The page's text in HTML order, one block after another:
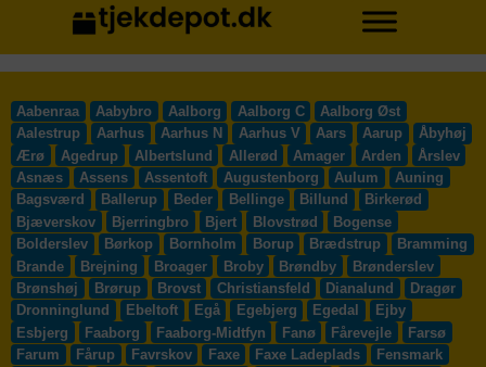
Aabenraa Aabybro Aalborg Aalborg C
Aalborg Øst
Aalestrup
Aarhus Aarhus N Aarhus V Aars Aarup
Åbyhøj
Ærø
Agedrup Albertslund Allerød Amager Arden
Årslev
Asnæs
Assens Assentoft Augustenborg Aulum
Auning
Bagsværd
Ballerup Beder Bellinge Billund
Birkerød
Bjæverskov
Bjerringbro Bjert Blovstrød
Bogense
Bolderslev
Børkop Bornholm Borup Brædstrup
Bramming
Brande
Brejning Broager Broby Brøndby
Brønderslev
Brønshøj
Brørup Brovst Christiansfeld Dianalund
Dragør
Dronninglund
Ebeltoft Egå Egebjerg Egedal
Ejby
Esbjerg
Faaborg Faaborg-Midtfyn Fanø Fårevejle
Farsø
Farum
Fårup Favrskov Faxe Faxe Ladeplads
Fensmark